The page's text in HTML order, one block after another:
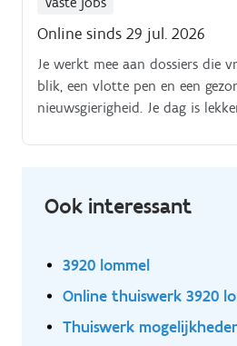
voeding, logistiek, productie en
de kans om mee te bouwen
impact, in een omgeving waar
samenwerking en een gezonde
Online sinds 29 jul. 2026
Je werkt mee aan dossiers die
blik, een vlotte pen en een
nieuwsgierigheid. Je dag is
voorontwerpen voor industriële
opvragen en vergelijken van
en onderaannemers;het
documenten;het rapporteren
haalbaarheid, optimalisatie en
opportuniteiten;het
Ook interessant
3920 lommel
Online thuiswerk 3920
Thuiswerk